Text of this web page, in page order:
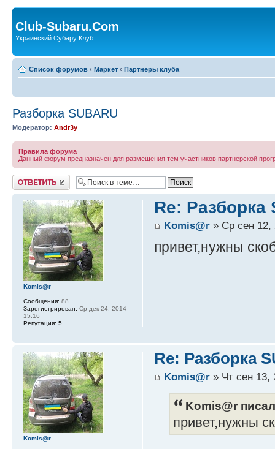
Club-Subaru.Com
Украинский Субару Клуб
Список форумов ‹ Маркет ‹ Партнеры клуба
Разборка SUBARU
Модератор: Andr3y
Правила форума
Данный форум предназначен для размещения тем участников партнерской
Ответить
Re: Разборка
Komis@r» Ср сен 12,
привет,нужны
Komis@r
Сообщения: 88
Зарегистрирован: Ср дек 24, 2014
15:16
Репутация: 5
Re: Разборка
Komis@r» Чт сен 13,
Komis@r
привет,нужны
Komis@r